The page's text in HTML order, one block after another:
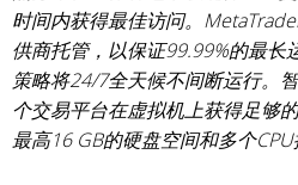
时间内获得最佳访问。
供商托管，以保证99.99%的最长
策略将24/7全天候不间断运行。
个交易平台在虚拟机上获得足够
最高16 GB的硬盘空间和多个CPU